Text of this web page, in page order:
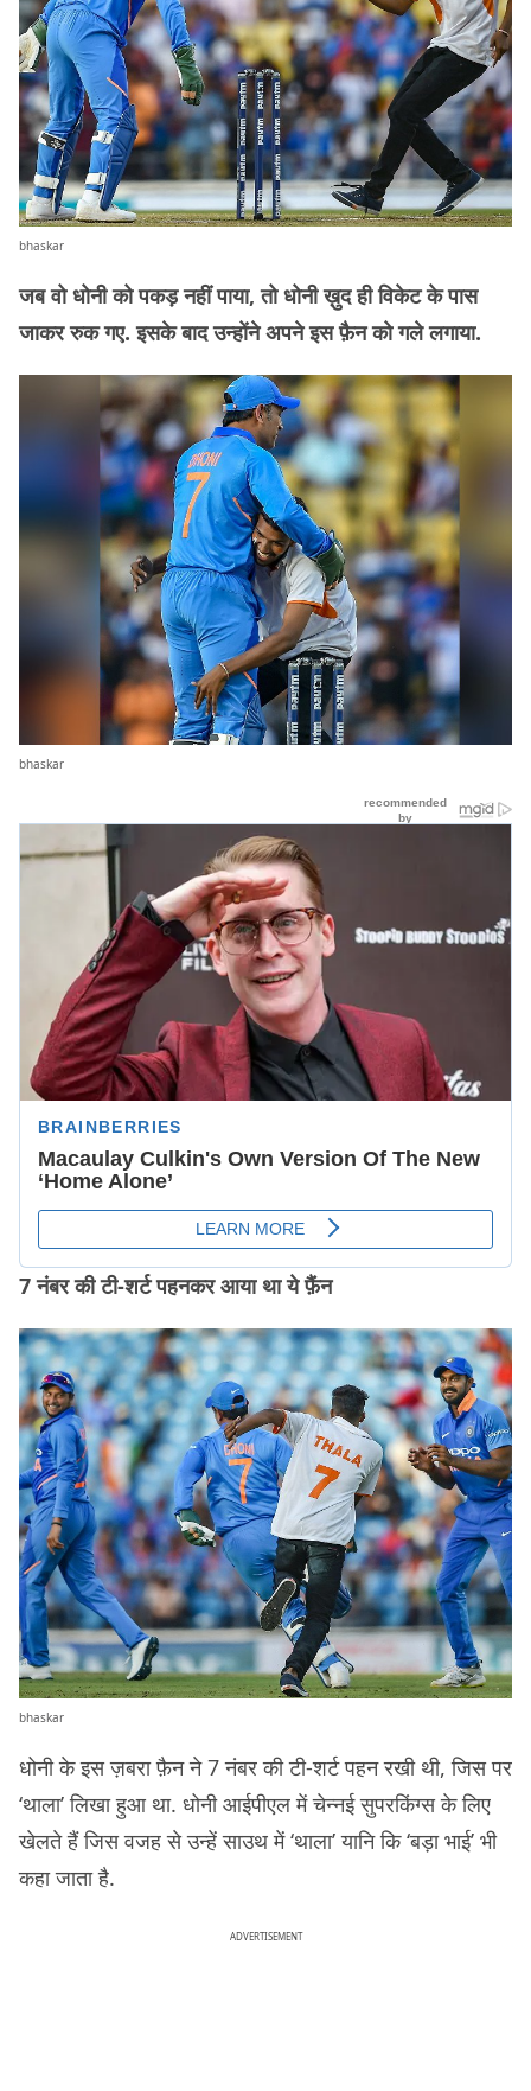
bhaskar
जब वो धोनी को पकड़ नहीं पाया, तो धोनी ख़ुद ही विकेट के पास
जाकर रुक गए. इसके बाद उन्होंने अपने इस फ़ैन को गले लगाया.
bhaskar
7 नंबर की टी-शर्ट पहनकर आया था ये फ़ैंन
bhaskar
धोनी के इस ज़बरा फ़ैन ने 7 नंबर की टी-शर्ट पहन रखी थी, जिस पर
‘थाला’ लिखा हुआ था. धोनी आईपीएल में चेन्नई सुपरकिंग्स के लिए
खेलते हैं जिस वजह से उन्हें साउथ में ‘थाला’ यानि कि ‘बड़ा भाई’ भी
कहा जाता है.
ADVERTISEMENT